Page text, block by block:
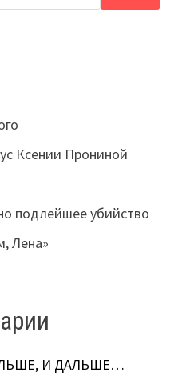
Ксении Прониной
подлейшее убийство
Лена»
И ДАЛЬШЕ…